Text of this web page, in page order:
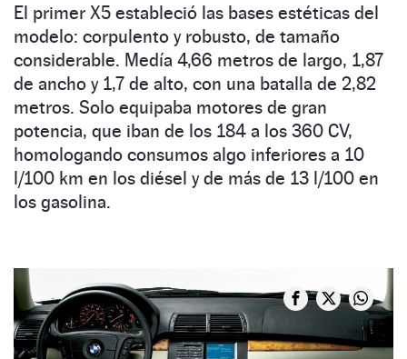
El primer X5 estableció las bases estéticas del
modelo: corpulento y robusto, de tamaño
considerable. Medía 4,66 metros de largo, 1,87
de ancho y 1,7 de alto, con una batalla de 2,82
metros. Solo equipaba motores de gran
potencia, que iban de los 184 a los 360 CV,
homologando consumos algo inferiores a 10
l/100 km en los diésel y de más de 13 l/100 en
los gasolina.